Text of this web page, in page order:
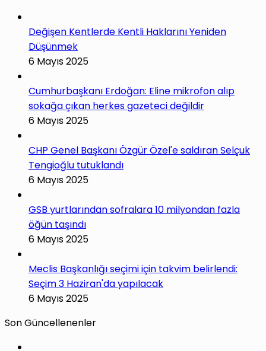
Değişen Kentlerde Kentli Haklarını Yeniden
Düşünmek
6 Mayıs 2025
Cumhurbaşkanı Erdoğan: Eline mikrofon alıp
sokağa çıkan herkes gazeteci değildir
6 Mayıs 2025
CHP Genel Başkanı Özgür Özel'e saldıran Selçuk
Tengioğlu tutuklandı
6 Mayıs 2025
GSB yurtlarından sofralara 10 milyondan fazla
öğün taşındı
6 Mayıs 2025
Meclis Başkanlığı seçimi için takvim belirlendi:
Seçim 3 Haziran'da yapılacak
6 Mayıs 2025
Son Güncellenenler